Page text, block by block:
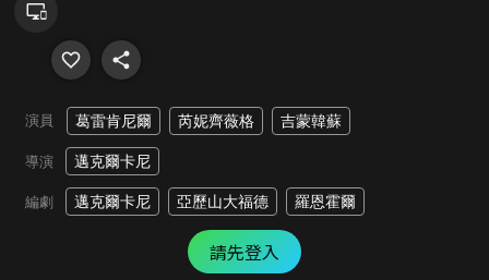
演員 葛雷肯尼爾 芮妮齊薇格 吉蒙韓蘇
導演 邁克爾卡尼
編劇 邁克爾卡尼 亞歷山大福德 羅恩霍爾
請先登入